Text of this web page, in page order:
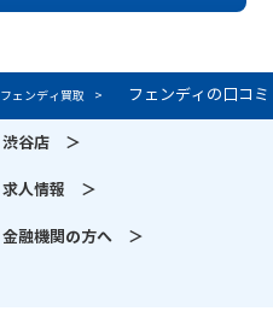
フェンディ買取 フェンディの口コミ
渋谷店 ＞
求人情報 ＞
金融機関の方へ ＞